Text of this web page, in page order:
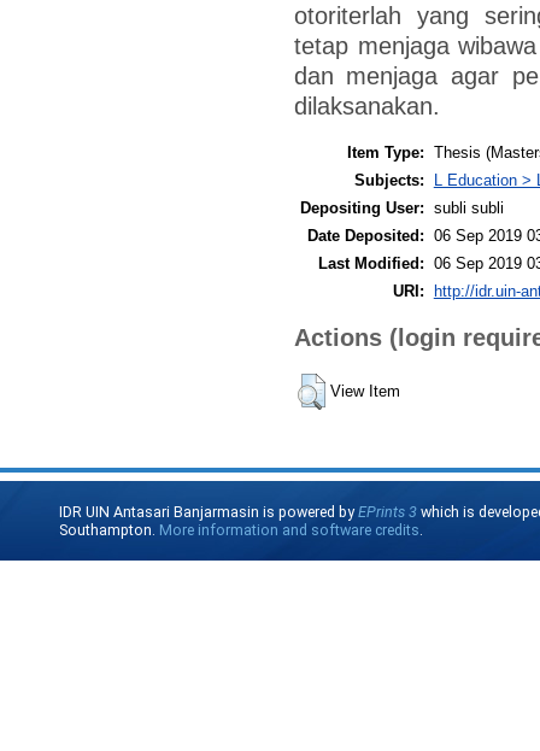
otoriterlah yang
tetap menjaga
dan menjaga agar
dilaksanakan.
Item Type: Thesis
Subjects:
L Education >
Depositing User: subli subli
Date Deposited: 06 Sep 2019
Last Modified: 06 Sep 2019
URI: http://idr.uin-
Actions (login
View Item
IDR UIN Antasari Banjarmasin is powered byEPrints 3 which is
Southampton. More information and software credits.